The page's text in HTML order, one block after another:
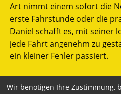
Art nimmt einem sofort die
erste Fahrstunde oder die
Daniel schafft es, mit seiner
jede Fahrt angenehm zu
ein kleiner Fehler passiert.
Wir benötigen Ihre Zustimmung,